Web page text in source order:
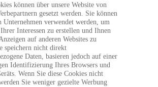
können über unsere Website von
gesetzt werden. Sie können
Unternehmen verwendet werden, um
Interessen zu erstellen und Ihnen
auf anderen Websites zu
speichern nicht direkt
Daten, basieren jedoch auf einer
Identifizierung Ihres Browsers und
Wenn Sie diese Cookies nicht
Sie weniger gezielte Werbung